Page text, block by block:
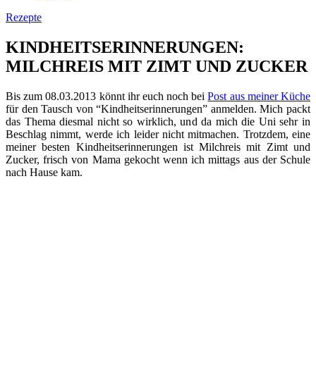
Rezepte
KINDHEITSERINNERUNGEN:
MILCHREIS MIT ZIMT UND ZUCKER
Bis zum 08.03.2013 könnt ihr euch noch beiPost aus meiner Küche
für den Tausch von “Kindheitserinnerungen” anmelden. Mich packt
das Thema diesmal nicht so wirklich, und da mich die Uni sehr in
Beschlag nimmt, werde ich leider nicht mitmachen. Trotzdem, eine
meiner besten Kindheitserinnerungen ist Milchreis mit Zimt und
Zucker, frisch von Mama gekocht wenn ich mittags aus der Schule
nach Hause kam.